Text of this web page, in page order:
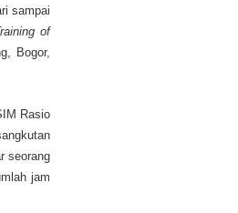
sampai
of
Bogor,
Rasio
seorang
jam